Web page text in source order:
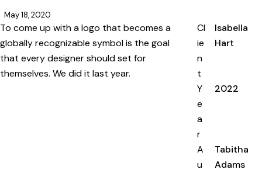
May 18, 2020
To come up with a logo that becomes a
globally recognizable symbol is the goal
that every designer should set for
themselves. We did it last year.
Cl
ie
n
t
Isabella
Hart
Y
e
a
r
2022
A
u
Tabitha
Adams